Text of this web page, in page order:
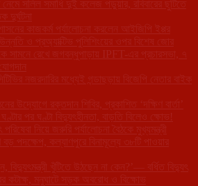
সলিল সমাধি দুই কলেজ পড়ুয়ার, রবিবারের ছুটিতে
দুর্ঘটনা
কাজকর্ম পর্যালোচনা করলেন আইজিপি ইপ্পর
ও প্রঅ্যাক্টিভ পুলিশিংয়ের ওপর বিশেষ জোর
সামনে রেখে জগবন্ধুপাড়ায় IPFT-এর প্রচারসভা, ৭
নজরদারির মধ্যেই গন্ডাছড়ায় বিজেপি নেতার বাইক
উদ্যোগে রক্তদান শিবির, প্রকাশিত ‘দক্ষিণ বার্তা’
পর ঘণ্টা বিদ্যুৎহীনতা, বাড়তি বিলেও ক্ষোভ!
নিয়ে জরুরি পর্যালোচনা বৈঠকে মুখ্যমন্ত্রী
পদক্ষেপ, কল্যাণপুরে বিনামূল্যে ৩৮টি পাওয়ার
বিদ্যুৎমন্ত্রী খুঁটিতে উঠছেন না কেন?’— বর্ধিত বিদ্যুৎ
কটাক্ষ, মনুঘাটে সড়ক অবরোধ ও বিক্ষোভ